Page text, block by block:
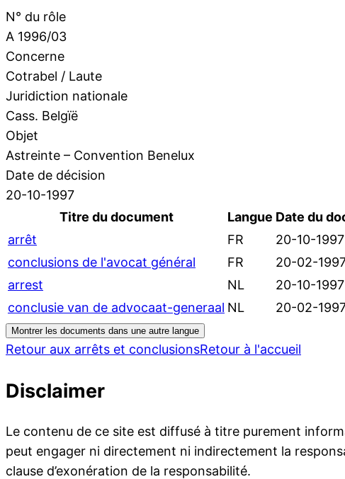
N° du rôle
A 1996/03
Concerne
Cotrabel / Laute
Juridiction nationale
Cass. Belgïë
Objet
Astreinte – Convention Benelux
Date de décision
20-10-1997
Titre du document
Langue Date du
arrêt
FR
20-10-1997
conclusions de l'avocat général
FR
20-02-
arrest
NL
20-10-1997
conclusie van de advocaat-generaal NL 20-02-
Montrer les documents dans une autre langue
Retour aux arrêts et conclusionsRetour à l'accueil
Disclaimer
Le contenu de ce site est diffusé à titre purement
peut engager ni directement ni indirectement la
clause d’exonération de la responsabilité.